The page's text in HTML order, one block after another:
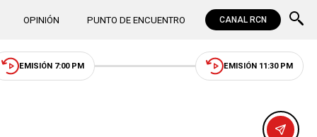
OPINIÓN PUNTO DE ENCUENTRO CANAL RCN
EMISIÓN 7:00 PM EMISIÓN 11:30 PM